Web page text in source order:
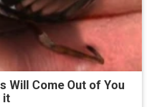
Will Come Out of You
it